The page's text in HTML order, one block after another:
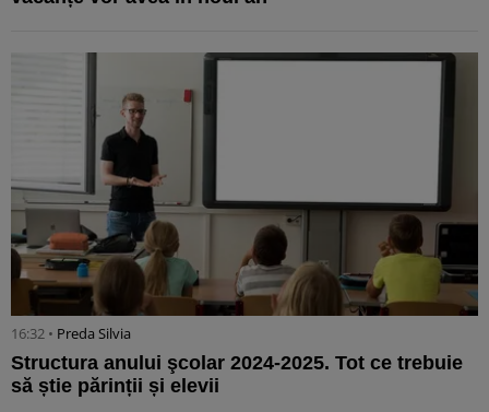
16:32 • Preda Silvia
Structura anului şcolar 2024-2025. Tot ce trebuie
să știe părinții și elevii